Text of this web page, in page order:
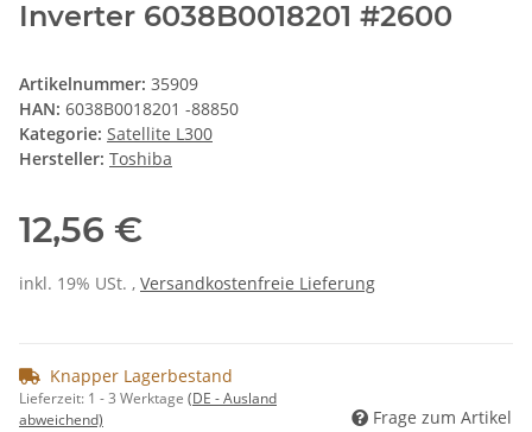
Inverter 6038B0018201 #2600
Artikelnummer: 35909
HAN: 6038B0018201 -88850
Kategorie: Satellite L300
Hersteller: Toshiba
12,56 €
inkl. 19% USt. , Versandkostenfreie Lieferung
Knapper Lagerbestand
Lieferzeit: 1 - 3 Werktage (DE - Ausland
abweichend)
Frage zum Artikel